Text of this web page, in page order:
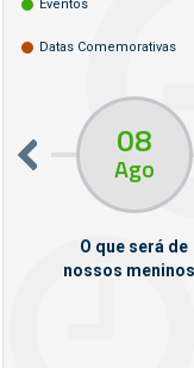
Eventos
Datas Comemorativas
08
Ago
O que será de
nossos